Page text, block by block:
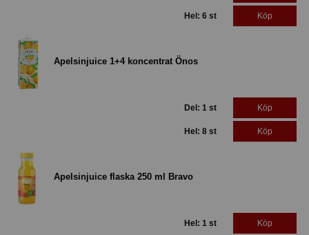
Hel: 6 st Köp
Apelsinjuice 1+4 koncentrat Önos
Del: 1 st Köp
Hel: 8 st Köp
Apelsinjuice flaska 250 ml Bravo
Hel: 1 st Köp